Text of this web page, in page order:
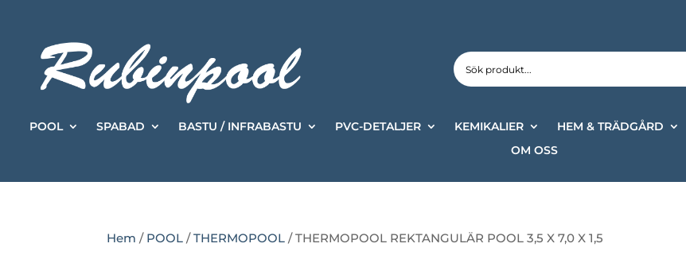
POOL SPABAD BASTU / INFRABASTU PVC-DETALJER KEMIKALIER HEM & TRÄDGÅRD
OM OSS
Hem / POOL /THERMOPOOL / THERMOPOOL REKTANGULÄR POOL 3,5 X 7,0 X 1,5